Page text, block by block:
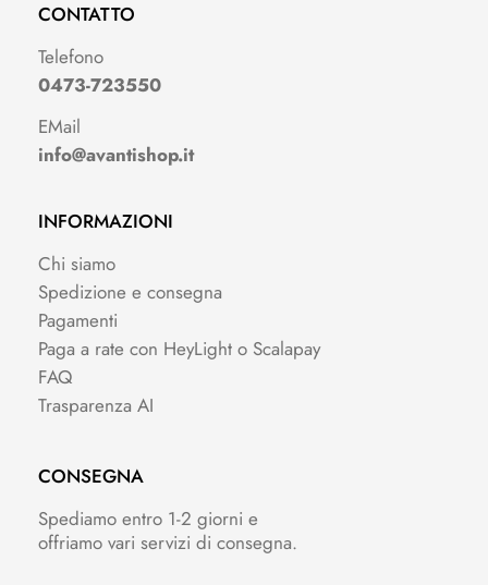
CONTATTO
Telefono
0473-723550
EMail
info@avantishop.it
INFORMAZIONI
Chi siamo
Spedizione e consegna
Pagamenti
Paga a rate con HeyLight o Scalapay
FAQ
Trasparenza AI
CONSEGNA
Spediamo entro 1-2 giorni e
offriamo vari servizi di consegna.